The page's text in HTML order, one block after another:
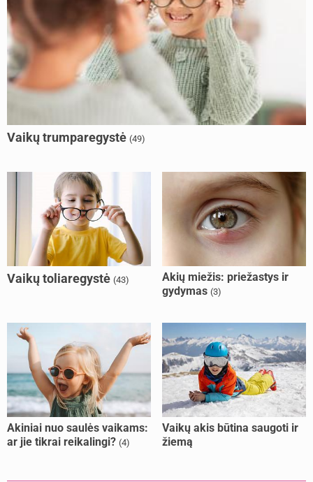
Vaikų trumparegystė (49)
Vaikų toliaregystė (43)
Akių miežis: priežastys ir
gydymas (3)
Akiniai nuo saulės vaikams:
ar jie tikrai reikalingi? (4)
Vaikų akis būtina saugoti ir
žiemą